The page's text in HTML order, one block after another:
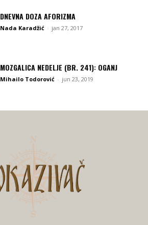
DNEVNA DOZA AFORIZMA
Nada Karadžić - jan 27, 2017
MOZGALICA NEDELJE (BR. 241): OGANJ
Mihailo Todorović - jun 23, 2019